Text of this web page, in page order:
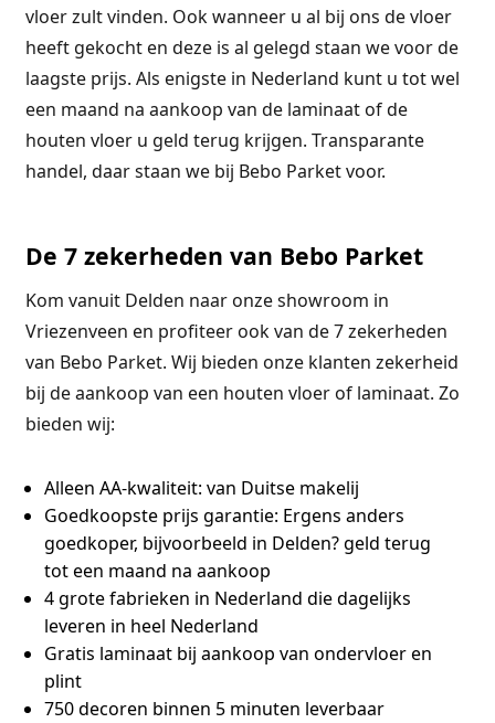
vloer zult vinden. Ook wanneer u al bij ons de vloer
heeft gekocht en deze is al gelegd staan we voor de
laagste prijs. Als enigste in Nederland kunt u tot wel
een maand na aankoop van de laminaat of de
houten vloer u geld terug krijgen. Transparante
handel, daar staan we bij Bebo Parket voor.
De 7 zekerheden van Bebo Parket
Kom vanuit Delden naar onze showroom in
Vriezenveen en profiteer ook van de 7 zekerheden
van Bebo Parket. Wij bieden onze klanten zekerheid
bij de aankoop van een houten vloer of laminaat. Zo
bieden wij:
Alleen AA-kwaliteit: van Duitse makelij
Goedkoopste prijs garantie: Ergens anders
goedkoper, bijvoorbeeld in Delden? geld terug
tot een maand na aankoop
4 grote fabrieken in Nederland die dagelijks
leveren in heel Nederland
Gratis laminaat bij aankoop van ondervloer en
plint
750 decoren binnen 5 minuten leverbaar